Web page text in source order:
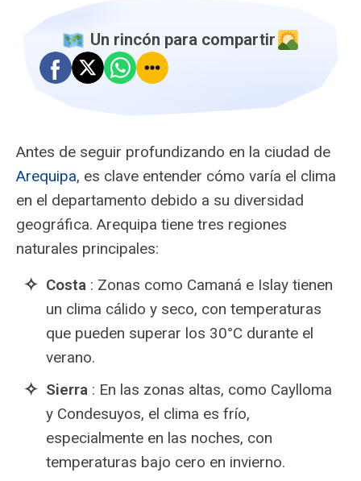
️ Un rincón para compartir
Antes de seguir profundizando en la ciudad de
Arequipa, es clave entender cómo varía el clima
en el departamento debido a su diversidad
geográfica. Arequipa tiene tres regiones
naturales principales:
Costa : Zonas como Camaná e Islay tienen
un clima cálido y seco, con temperaturas
que pueden superar los 30°C durante el
verano.
Sierra : En las zonas altas, como Caylloma
y Condesuyos, el clima es frío,
especialmente en las noches, con
temperaturas bajo cero en invierno.